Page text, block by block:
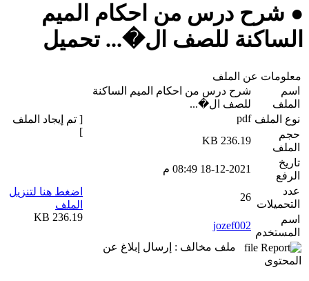
● شرح درس من احكام الميم
الساكنة للصف ال�... تحميل
معلومات عن الملف
اسم
الملف
شرح درس من احكام الميم الساكنة
للصف ال�...
نوع الملف pdf
حجم
الملف
236.19 KB
تاريخ
الرفع
18-12-2021 08:49 م
عدد
التحميلات
26
اسم
المستخدم
jozef002
ملف مخالف : إرسال إبلاغ عن
المحتوى
[ تم إيجاد الملف
]
اضغط هنا لتنزيل
الملف
236.19 KB